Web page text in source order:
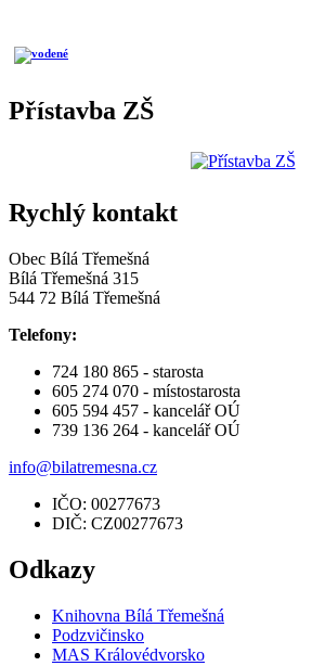
Přístavba ZŠ
Rychlý kontakt
Obec Bílá Třemešná
Bílá Třemešná 315
544 72 Bílá Třemešná
Telefony:
724 180 865 - starosta
605 274 070 - místostarosta
605 594 457 - kancelář OÚ
739 136 264 - kancelář OÚ
info@bilatremesna.cz
IČO: 00277673
DIČ: CZ00277673
Odkazy
Knihovna Bílá Třemešná
Podzvičinsko
MAS Královédvorsko